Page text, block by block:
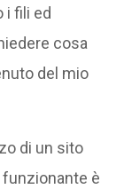
i fili ed
cosa
del mio
di un sito
funzionante è